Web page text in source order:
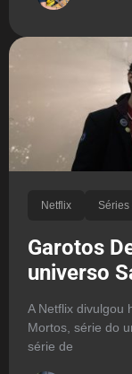
Netflix Séries
Garotos
universo
A Netflix divulgou
Mortos, série do
série de